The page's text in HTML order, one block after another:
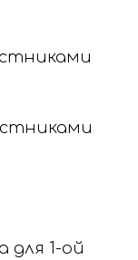
для 1-ой